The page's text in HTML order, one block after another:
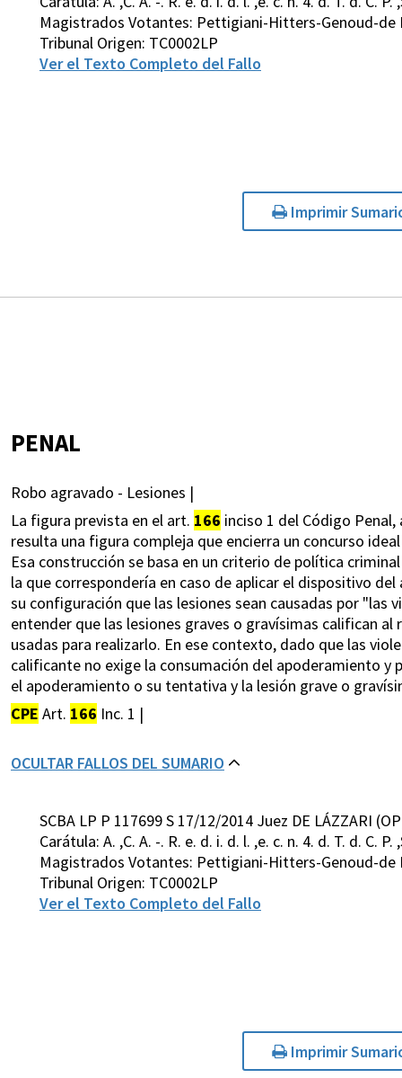
Magistrados Votantes: Pettigiani-Hitters-Genoud-de
Tribunal Origen: TC0002LP
Ver el Texto Completo del Fallo
Imprimir
PENAL
Robo agravado - Lesiones |
La figura prevista en el art. 166 inciso 1 del Código
resulta una figura compleja que encierra un concurso
Esa construcción se basa en un criterio de política
la que correspondería en caso de aplicar el dispositivo
su configuración que las lesiones sean causadas por "las
entender que las lesiones graves o gravísimas califican
usadas para realizarlo. En ese contexto, dado que las
calificante no exige la consumación del apoderamiento y
el apoderamiento o su tentativa y la lesión grave o
CPE Art. 166 Inc. 1 |
OCULTAR FALLOS DEL SUMARIO
SCBA LP P 117699 S 17/12/2014 Juez DE LÁZZARI
Carátula: A. ,C. A. -. R. e. d. i. d. l. ,e. c. n. 4. d. T. d. C. P.
Magistrados Votantes: Pettigiani-Hitters-Genoud-de
Tribunal Origen: TC0002LP
Ver el Texto Completo del Fallo
Imprimir